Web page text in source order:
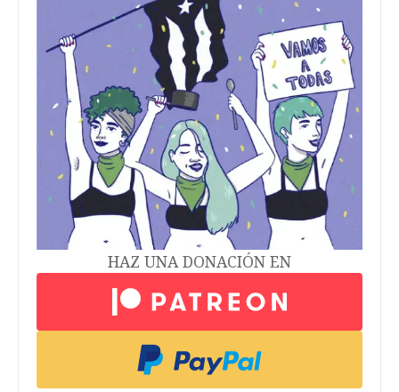
HAZ UNA DONACIÓN EN